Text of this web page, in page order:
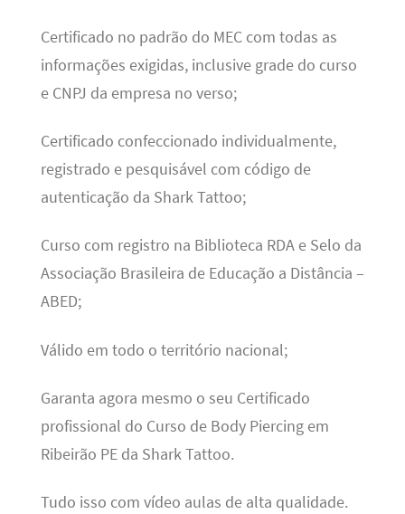
Certificado no padrão do MEC com todas as
informações exigidas, inclusive grade do curso
e CNPJ da empresa no verso;
Certificado confeccionado individualmente,
registrado e pesquisável com código de
autenticação da Shark Tattoo;
Curso com registro na Biblioteca RDA e Selo da
Associação Brasileira de Educação a Distância –
ABED;
Válido em todo o território nacional;
Garanta agora mesmo o seu Certificado
profissional do Curso de Body Piercing em
Ribeirão PE da Shark Tattoo.
Tudo isso com vídeo aulas de alta qualidade.